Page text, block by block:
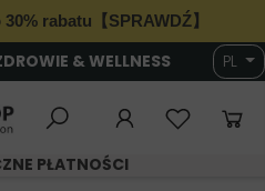
rabatu【SPRAWDŹ】
& WELLNESS PL
PŁATNOŚCI